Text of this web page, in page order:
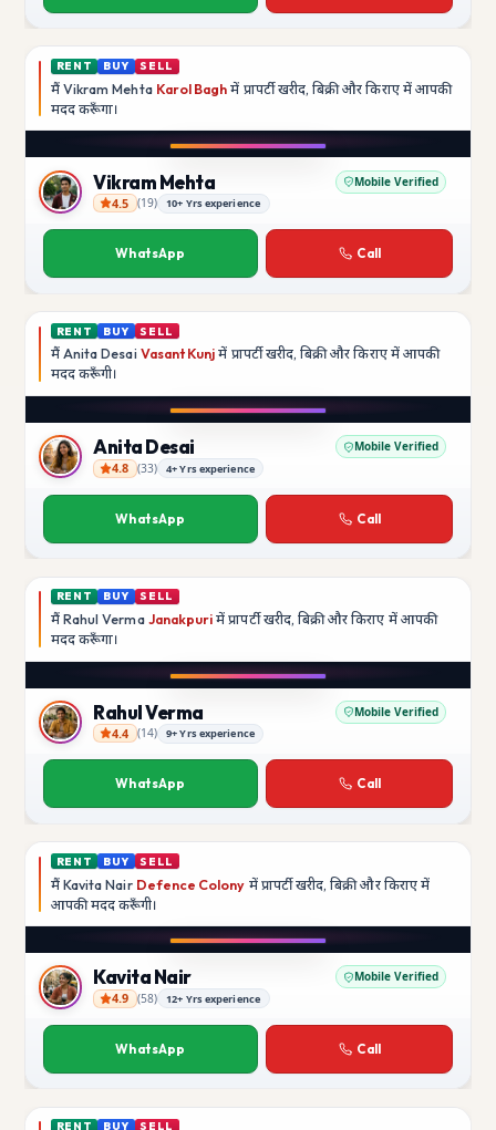
RENT BUY SELL
मैं Vikram Mehta Karol Bagh में प्रापर्टी खरीद, बिक्री और किराए में आपकी
मददकरूँगा।
Vikram Mehta
Vikram Mehta Mobile Verified
4.5 (19) 10+ Yrs experience
WhatsApp Call
RENT BUY SELL
मैं Anita Desai Vasant Kunj में प्रापर्टी खरीद, बिक्री और किराए में आपकी
मददकरूँगी।
Anita Desai
Anita Desai Mobile Verified
4.8 (33) 4+ Yrs experience
WhatsApp Call
RENT BUY SELL
मैं Rahul Verma Janakpuri में प्रापर्टी खरीद, बिक्री और किराए में आपकी
मददकरूँगा।
Rahul Verma
Rahul Verma Mobile Verified
4.4 (14) 9+ Yrs experience
WhatsApp Call
RENT BUY SELL
मैं Kavita Nair Defence Colony में प्रापर्टी खरीद, बिक्री और किराए में
आपकी मददकरूँगी।
Kavita Nair
Kavita Nair Mobile Verified
4.9 (58) 12+ Yrs experience
WhatsApp Call
RENT BUY SELL